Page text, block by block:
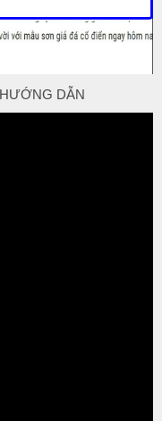
DẪN